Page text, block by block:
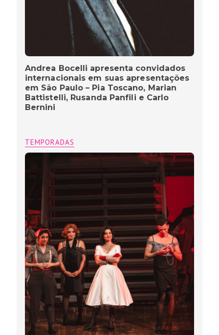
Andrea Bocelli apresenta convidados
internacionais em suas apresentações
em São Paulo – Pia Toscano, Marian
Battistelli, Rusanda Panfili e Carlo
Bernini
TEMPORADAS